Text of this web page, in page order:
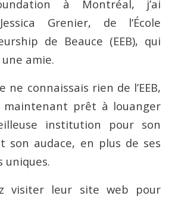
à Montréal, j’ai
Grenier, de l’École
de Beauce (EEB), qui
amie.
ne connaissais rien de l’EEB,
maintenant prêt à louanger
institution pour son
son audace, en plus de ses
uniques.
visiter leur site web pour